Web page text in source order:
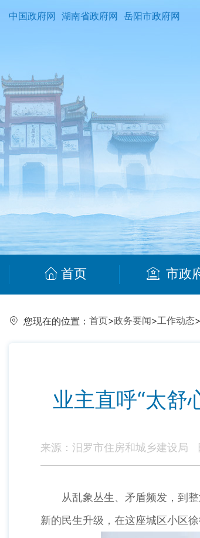
中国政府网 湖南省政府网 岳阳市政府网
首页 市政
您现在的位置： 首页>政务要闻>工作动态>
业主直呼“太舒
来源：汨罗市住房和城乡建设局
从乱象丛生、矛盾频发，到整
新的民生升级，在这座城区小区